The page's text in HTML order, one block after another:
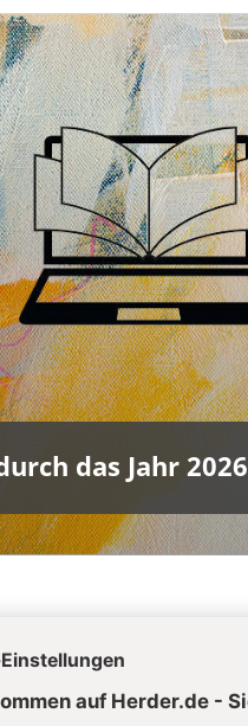
das Jahr 2026
30
8,12-20